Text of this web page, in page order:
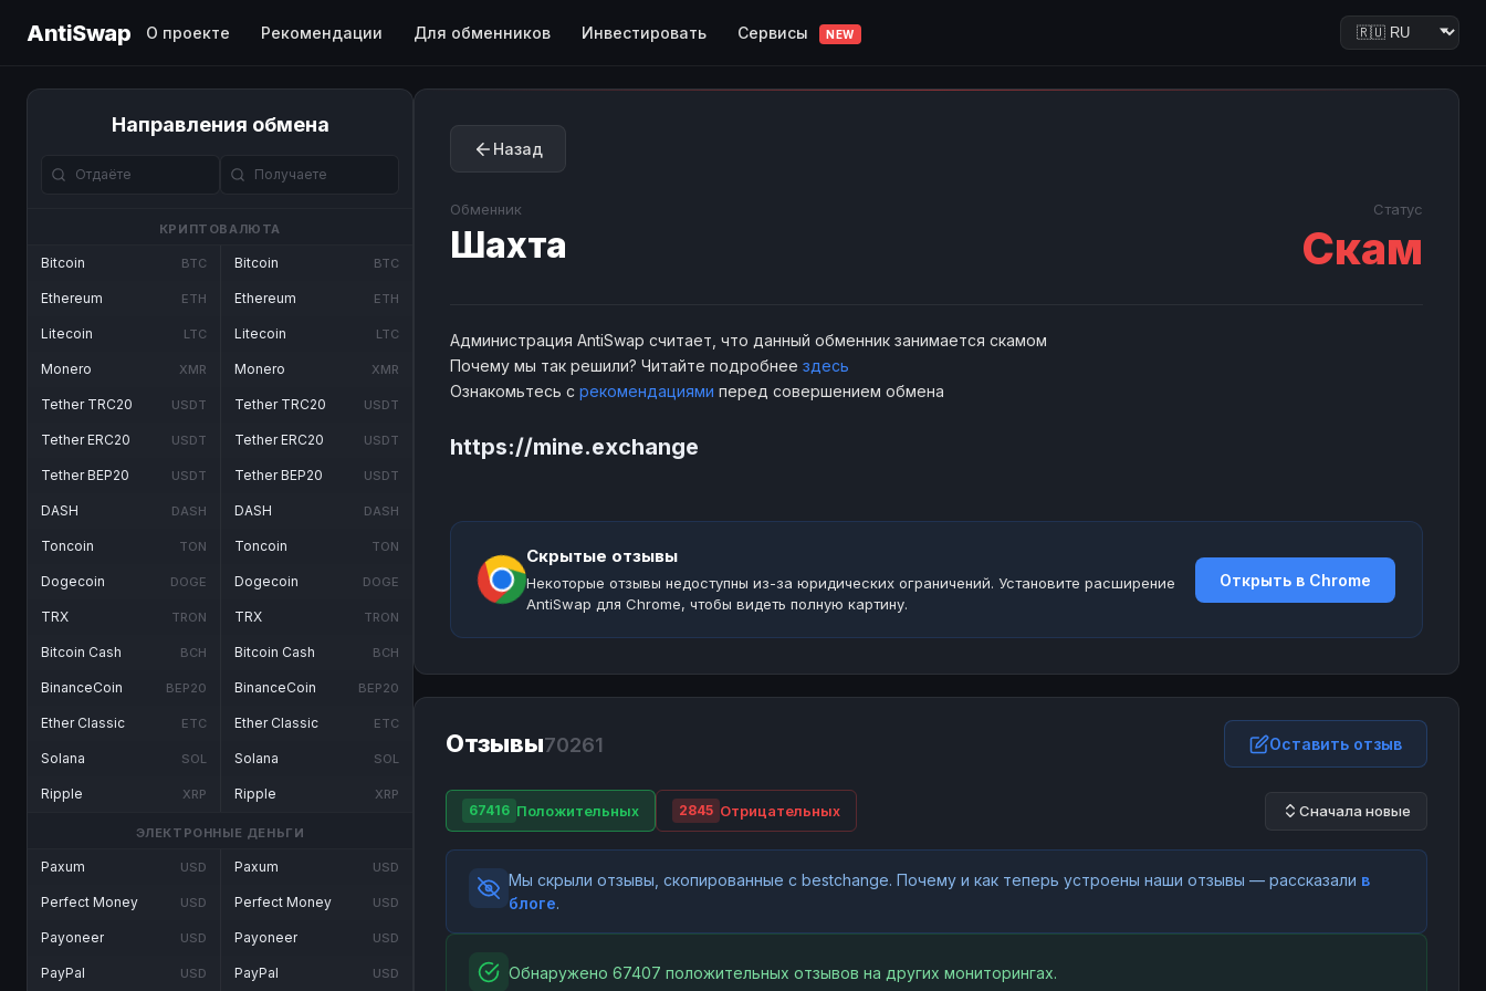
AntiSwap О проекте Рекомендации Для обменников Инвестировать Сервисы NEW
Направления обмена
КРИПТОВАЛЮТА
Bitcoin BTC
Ethereum ETH
Litecoin LTC
Monero XMR
Tether TRC20 USDT
Tether ERC20 USDT
Tether BEP20 USDT
DASH DASH
Toncoin TON
Dogecoin DOGE
TRX TRON
Bitcoin Cash BCH
BinanceCoin BEP20
Ether Classic ETC
Solana SOL
Ripple XRP
Bitcoin BTC
Ethereum ETH
Litecoin LTC
Monero XMR
Tether TRC20 USDT
Tether ERC20 USDT
Tether BEP20 USDT
DASH DASH
Toncoin TON
Dogecoin DOGE
TRX TRON
Bitcoin Cash BCH
BinanceCoin BEP20
Ether Classic ETC
Solana SOL
Ripple XRP
ЭЛЕКТРОННЫЕ ДЕНЬГИ
Paxum USD
Perfect Money USD
Payoneer USD
PayPal USD
Paxum USD
Perfect Money USD
Payoneer USD
PayPal USD
Назад
Обменник
Шахта
Статус
Скам
Администрация AntiSwap считает, что данный обменник занимается скамом
Почему мы так решили? Читайте подробнее здесь
Ознакомьтесь с рекомендациями перед совершением обмена
https://mine.exchange
Скрытые отзывы
Некоторые отзывы недоступны из-за юридических ограничений. Установите расширение
AntiSwap для Chrome, чтобы видеть полную картину.
Открыть в Chrome
Отзывы70261 Оставить отзыв
67416 Положительных 2845 Отрицательных Сначала новые
Мы скрыли отзывы, скопированные с bestchange. Почему и как теперь устроены наши отзывы — рассказали в
блоге.
Обнаружено 67407 положительных отзывов на других мониторингах.